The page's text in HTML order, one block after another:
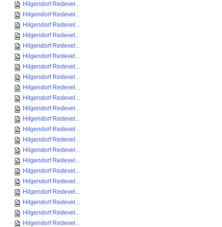
Hilgendorf Redevel...
Hilgendorf Redevel...
Hilgendorf Redevel...
Hilgendorf Redevel...
Hilgendorf Redevel...
Hilgendorf Redevel...
Hilgendorf Redevel...
Hilgendorf Redevel...
Hilgendorf Redevel...
Hilgendorf Redevel...
Hilgendorf Redevel...
Hilgendorf Redevel...
Hilgendorf Redevel...
Hilgendorf Redevel...
Hilgendorf Redevel...
Hilgendorf Redevel...
Hilgendorf Redevel...
Hilgendorf Redevel...
Hilgendorf Redevel...
Hilgendorf Redevel...
Hilgendorf Redevel...
Hilgendorf Redevel...